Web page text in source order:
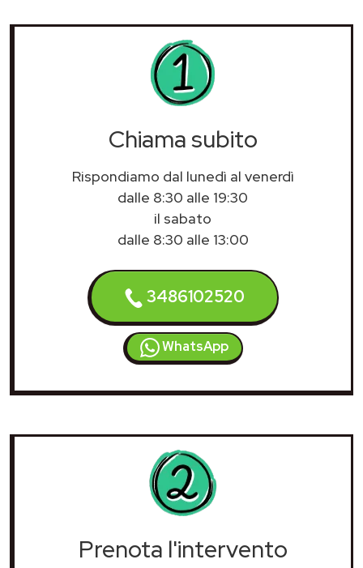
Chiama subito
Rispondiamo dal lunedì al venerdì
dalle 8:30 alle 19:30
il sabato
dalle 8:30 alle 13:00
3486102520
WhatsApp
Prenota l'intervento